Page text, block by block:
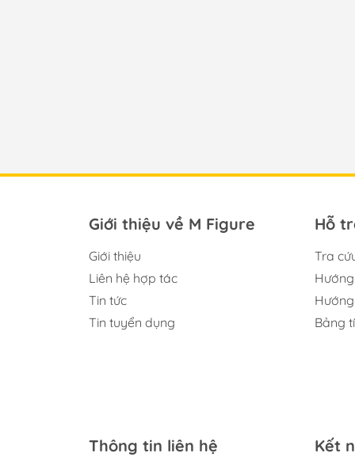
Giới thiệu về M Figure
Giới thiệu
Liên hệ hợp tác
Tin tức
Tin tuyển dụng
Hỗ
Tra
Bảng
Thông tin liên hệ Kết